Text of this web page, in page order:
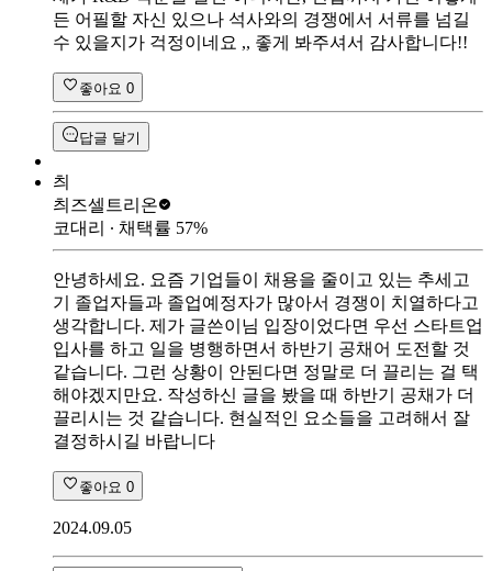
든 어필할 자신 있으나 석사와의 경쟁에서 서류를 넘길
수 있을지가 걱정이네요 ,, 좋게 봐주셔서 감사합니다!!
좋아요 0
답글 달기
츼
츼즈셀트리온
코대리 ∙ 채택률 57%
안녕하세요. 요즘 기업들이 채용을 줄이고 있는 추세고
기 졸업자들과 졸업예정자가 많아서 경쟁이 치열하다고
생각합니다. 제가 글쓴이님 입장이었다면 우선 스타트업
입사를 하고 일을 병행하면서 하반기 공채어 도전할 것
같습니다. 그런 상황이 안된다면 정말로 더 끌리는 걸 택
해야겠지만요. 작성하신 글을 봤을 때 하반기 공채가 더
끌리시는 것 같습니다. 현실적인 요소들을 고려해서 잘
결정하시길 바랍니다
좋아요 0
2024.09.05